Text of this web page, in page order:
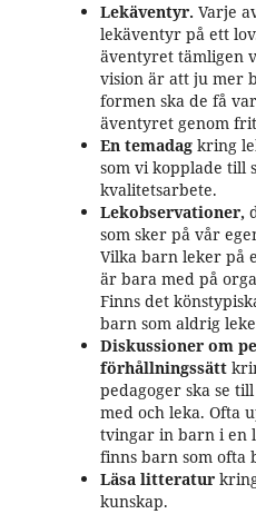
Lekäventyr. Varje
lekäventyr på ett
äventyret tämligen
vision är att ju mer
formen ska de få
äventyret genom
En temadagkring
som vi kopplade till
kvalitetsarbete.
Lekobservationer,
som sker på vår
Vilka barn leker på
är bara med på
Finns det
barn som aldrig
Diskussioner om
förhållningssätt
pedagoger ska se
med och leka. Ofta
tvingar in barn i en
finns barn som ofta
Läsa litteratur
kunskap.